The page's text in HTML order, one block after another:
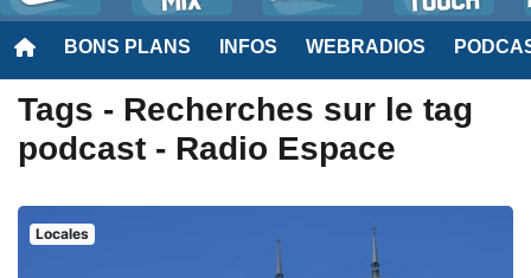
BONS PLANS INFOS WEBRADIOS
Tags - Recherches sur le tag
podcast - Radio Espace
Locales